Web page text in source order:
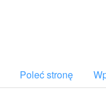
Poleć stronę